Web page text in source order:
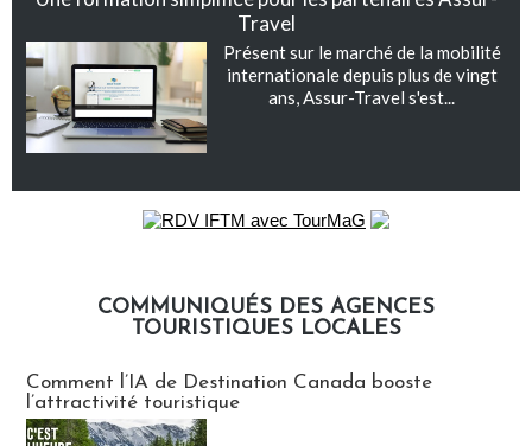
Travel
Présent sur le marché de la mobilité
internationale depuis plus de vingt
ans, Assur-Travel s'est...
COMMUNIQUÉS DES AGENCES
TOURISTIQUES LOCALES
Comment l’IA de Destination Canada booste
l’attractivité touristique